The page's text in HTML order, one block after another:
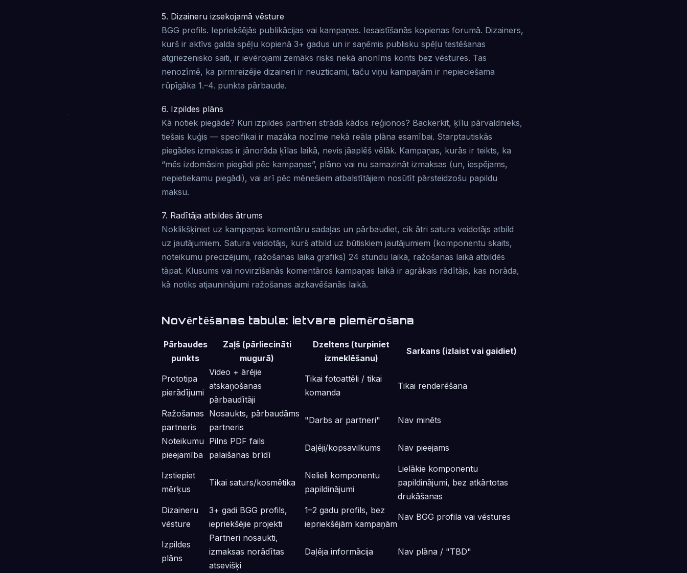
5. Dizaineru izsekojamā vēsture
BGG profils. Iepriekšējās publikācijas vai kampaņas. Iesaistīšanās kopienas forumā. Dizainers,
kurš ir aktīvs galda spēļu kopienā 3+ gadus un ir saņēmis publisku spēļu testēšanas
atgriezenisko saiti, ir ievērojami zemāks risks nekā anonīms konts bez vēstures. Tas
nenozīmē, ka pirmreizējie dizaineri ir neuzticami, taču viņu kampaņām ir nepieciešama
rūpīgāka 1.–4. punkta pārbaude.
6. Izpildes plāns
Kā notiek piegāde? Kuri izpildes partneri strādā kādos reģionos? Backerkit, ķīlu pārvaldnieks,
tiešais kuģis — specifikai ir mazāka nozīme nekā reāla plāna esamībai. Starptautiskās
piegādes izmaksas ir jānorāda ķīlas laikā, nevis jāaplēš vēlāk. Kampaņas, kurās ir teikts, ka
“mēs izdomāsim piegādi pēc kampaņas”, plāno vai nu samazināt izmaksas (un, iespējams,
nepietiekamu piegādi), vai arī pēc mēnešiem atbalstītājiem nosūtīt pārsteidzošu papildu
maksu.
7. Radītāja atbildes ātrums
Noklikšķiniet uz kampaņas komentāru sadaļas un pārbaudiet, cik ātri satura veidotājs atbild
uz jautājumiem. Satura veidotājs, kurš atbild uz būtiskiem jautājumiem (komponentu skaits,
noteikumu precizējumi, ražošanas laika grafiks) 24 stundu laikā, ražošanas laikā atbildēs
tāpat. Klusums vai novirzīšanās komentāros kampaņas laikā ir agrākais rādītājs, kas norāda,
kā notiks atjauninājumi ražošanas aizkavēšanās laikā.
Novērtēšanas tabula: ietvara piemērošana
Pārbaudes
punkts
Zaļš (pārliecināti
mugurā)
Dzeltens (turpiniet
izmeklēšanu)
Sarkans (izlaist vai gaidiet)
Prototipa
pierādījumi
Video + ārējie
atskaņošanas
pārbaudītāji
Tikai fotoattēli / tikai
komanda
Tikai renderēšana
Ražošanas
partneris
Nosaukts, pārbaudāms
partneris
"Darbs ar partneri" Nav minēts
Noteikumu
pieejamība
Pilns PDF fails
palaišanas brīdī
Daļēji/kopsavilkums Nav pieejams
Izstiepiet
mērķus
Tikai saturs/kosmētika
Nelieli komponentu
papildinājumi
Lielākie komponentu
papildinājumi, bez atkārtotas
drukāšanas
Dizaineru
vēsture
3+ gadi BGG profils,
iepriekšējie projekti
1–2 gadu profils, bez
iepriekšējām kampaņām
Nav BGG profila vai vēstures
Izpildes
plāns
Partneri nosaukti,
izmaksas norādītas
atsevišķi
Daļēja informācija Nav plāna / "TBD"